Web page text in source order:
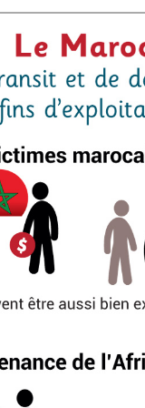
#Invisibles : Traite